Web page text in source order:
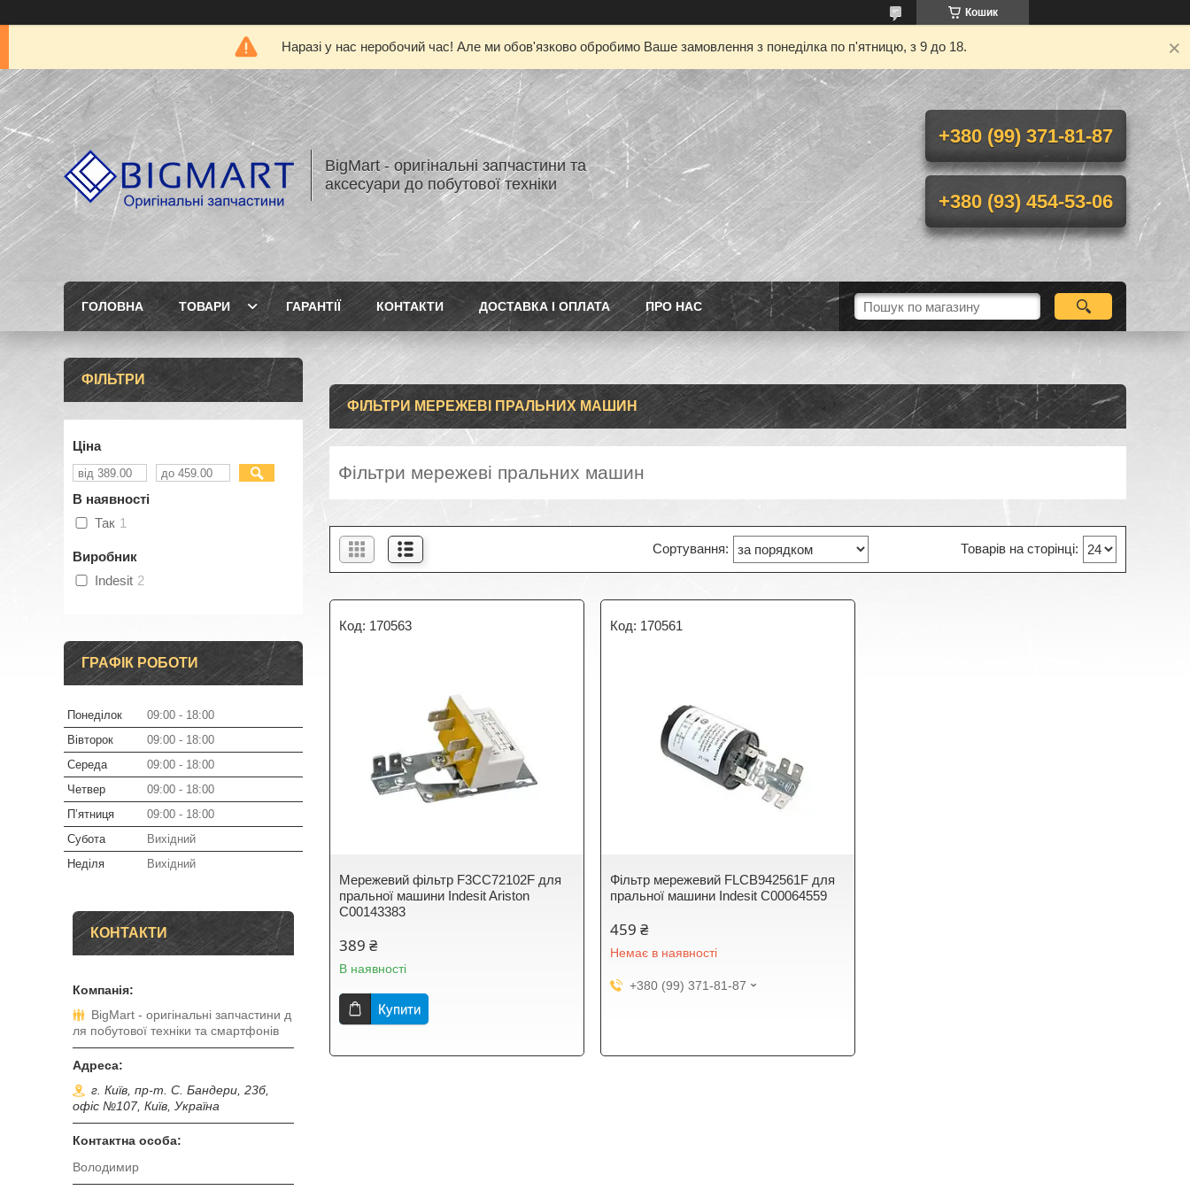
Кошик
Наразі у нас неробочий час! Але ми обов'язково обробимо Ваше замовлення з понеділка по п'ятницю, з 9 до 18.
BigMart - оригінальні запчастини та
аксесуари до побутової техніки
+380 (99) 371-81-87
+380 (93) 454-53-06
ГОЛОВНА ТОВАРИ ГАРАНТІЇ КОНТАКТИ ДОСТАВКА І ОПЛАТА ПРО НАС
ФІЛЬТРИ МЕРЕЖЕВІ ПРАЛЬНИХ МАШИН
Фільтри мережеві пральних машин
170563
Мережевий фільтр F3CC72102F для
пральної машини Indesit Ariston
C00143383
389 ₴
В наявності
Купити
170561
Фільтр мережевий FLCB942561F для
пральної машини Indesit С00064559
459 ₴
Немає в наявності
+380 (99) 371-81-87
ФІЛЬТРИ
Ціна
В наявності
Так 1
Виробник
Indesit 2
ГРАФІК РОБОТИ
Понеділок 09:00
18:00
Вівторок
09:00
18:00
Середа
09:00
18:00
Четвер
09:00
18:00
Пʼятниця
09:00
18:00
Субота
Вихідний
Неділя
Вихідний
КОНТАКТИ
BigMart - оригінальні запчастини д
ля побутової техніки та смартфонів
г. Київ, пр-т. С. Бандери, 23б,
офіс №107, Київ, Україна
Володимир